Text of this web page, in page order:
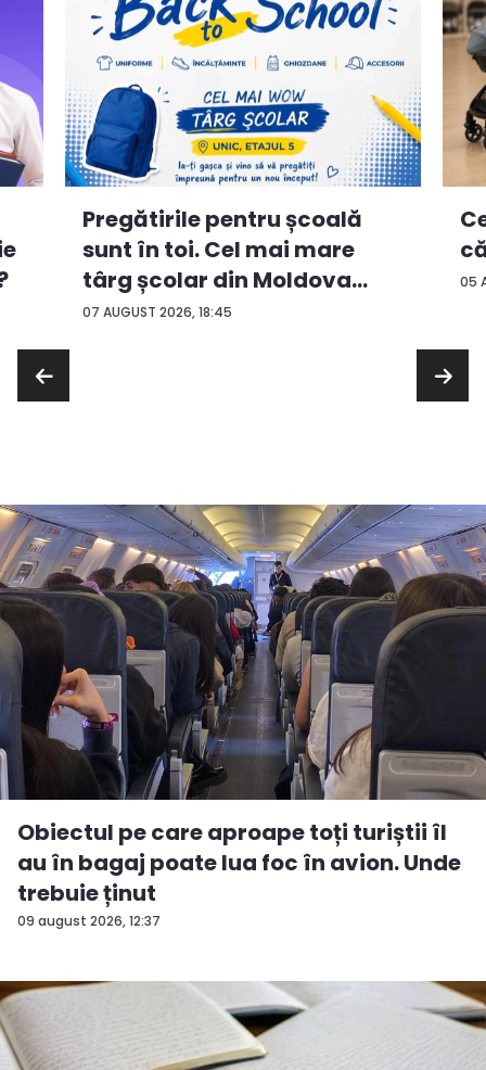
07 AUGUST 2026, 18:45
Pregătirile pentru școală
sunt în toi. Cel mai mare
târg școlar din Moldova
con...
05
09 august 2026, 12:37
Obiectul pe care aproape toți turiștii îl
au în bagaj poate lua foc în avion. Unde
trebuie ținut